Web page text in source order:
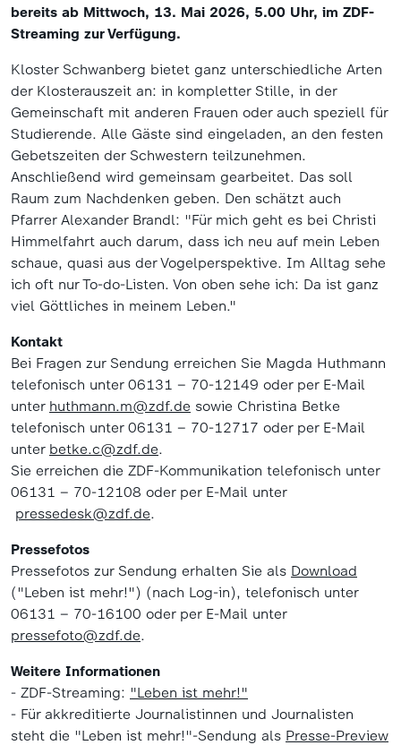
bereits ab Mittwoch, 13. Mai 2026, 5.00 Uhr, im ZDF-
Streaming zur Verfügung.
Kloster Schwanberg bietet ganz unterschiedliche Arten
der Klosterauszeit an: in kompletter Stille, in der
Gemeinschaft mit anderen Frauen oder auch speziell für
Studierende. Alle Gäste sind eingeladen, an den festen
Gebetszeiten der Schwestern teilzunehmen.
Anschließend wird gemeinsam gearbeitet. Das soll
Raum zum Nachdenken geben. Den schätzt auch
Pfarrer Alexander Brandl: "Für mich geht es bei Christi
Himmelfahrt auch darum, dass ich neu auf mein Leben
schaue, quasi aus der Vogelperspektive. Im Alltag sehe
ich oft nur To-do-Listen. Von oben sehe ich: Da ist ganz
viel Göttliches in meinem Leben."
Kontakt
Bei Fragen zur Sendung erreichen Sie Magda Huthmann
telefonisch unter 06131 – 70-12149 oder per E-Mail
unter huthmann.m@zdf.de sowie Christina Betke
telefonisch unter 06131 – 70-12717 oder per E-Mail
unter betke.c@zdf.de.
Sie erreichen die ZDF-Kommunikation telefonisch unter
06131 – 70-12108 oder per E-Mail unter
pressedesk@zdf.de.
Pressefotos
Pressefotos zur Sendung erhalten Sie als Download
("Leben ist mehr!") (nach Log-in), telefonisch unter
06131 – 70-16100 oder per E-Mail unter
pressefoto@zdf.de.
Weitere Informationen
- ZDF-Streaming: "Leben ist mehr!"
- Für akkreditierte Journalistinnen und Journalisten
steht die "Leben ist mehr!"-Sendung als Presse-Preview